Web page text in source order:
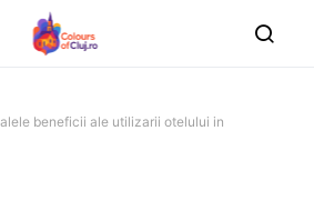
beneficii ale utilizarii otelului in